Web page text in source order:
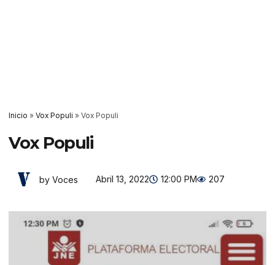
Inicio » Vox Populi » Vox Populi
Vox Populi
by Voces Abril 13, 2022 12:00 PM 207